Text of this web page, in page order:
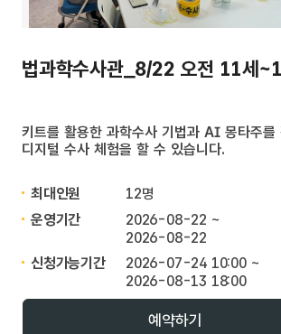
법과학수사관_8/22 오전 11세
키트를 활용한 과학수사 기법과 AI 몽타주를
디지털 수사 체험을 할 수 있습니다.
최대인원
12명
운영기간
2026-08-22 ~
2026-08-22
신청가능기간
2026-07-24 10:00 ~
2026-08-13 18:00
예약하기